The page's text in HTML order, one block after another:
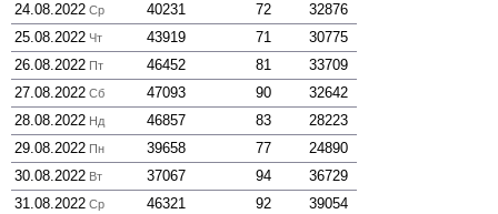
24.08.2022 Ср 40231 72
32876
25.08.2022 Чт 43919 71
30775
26.08.2022 Пт 46452 81
33709
27.08.2022 Сб 47093 90
32642
28.08.2022 Нд 46857 83
28223
29.08.2022 Пн 39658 77
24890
30.08.2022 Вт 37067 94
36729
31.08.2022 Ср 46321 92
39054